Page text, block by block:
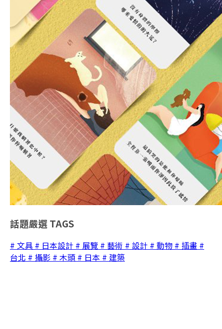
話題嚴選 TAGS
# 文具 # 日本設計 # 展覽 # 藝術 # 設計 # 動物 # 插畫 #
台北 # 攝影 # 木頭 # 日本 # 建築